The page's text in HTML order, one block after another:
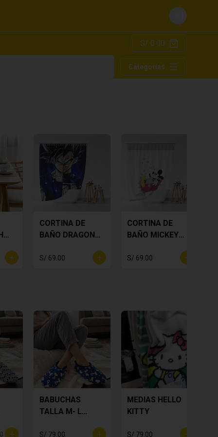
Login
S/ 0.00
Categorías
CORTINA DE
BAÑO DRAGON
S/ 69.00
CORTINA DE
BAÑO MICKEY
S/ 69.00
BABUCHAS
TALLA M- L
S/ 79.00
MEDIAS HELLO
KITTY
S/ 79.00